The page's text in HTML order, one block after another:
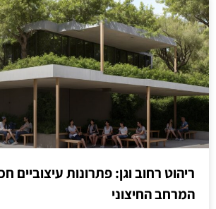
ריהוט רחוב וגן: פתרונות עיצוביים
המרחב החיצוני